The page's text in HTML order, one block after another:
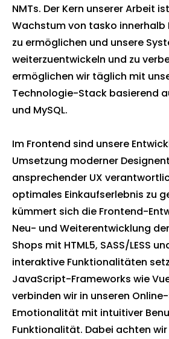
NMTs. Der Kern unserer Arbeit
Wachstum von tasko innerhalb
zu ermöglichen und unsere
weiterzuentwickeln und zu
ermöglichen wir täglich mit
Technologie-Stack basierend
und MySQL.
Im Frontend sind unsere
Umsetzung moderner
ansprechender UX
optimales Einkaufserlebnis zu
kümmert sich die Frontend-
Neu- und Weiterentwicklung
Shops mit HTML5, SASS/LESS
interaktive Funktionalitäten
JavaScript-Frameworks wie
verbinden wir in unseren
Emotionalität mit intuitiver
Funktionalität. Dabei achten